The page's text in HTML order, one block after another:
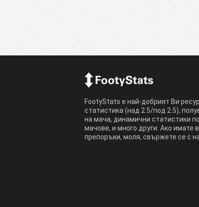
FootyStats е най-добрият Ви
статистика (над 2.5/под 2.5),
на мача, динамични статистики
мачове, и много други. Ако имате
препоръки, моля, свържете се с